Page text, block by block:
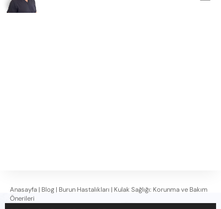
Anasayfa | Blog | Burun Hastalıkları | Kulak Sağlığı: Korunma ve Bakım
Önerileri